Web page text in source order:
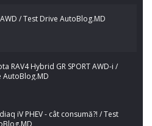
AWD / Test Drive AutoBlog.MD
RAV4 Hybrid GR SPORT AWD-i /
AutoBlog.MD
iV PHEV - cât consumă?! / Test